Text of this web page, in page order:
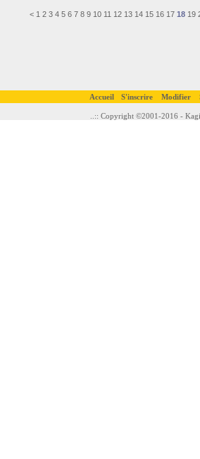
< 1 2 3 4 5 6 7 8 9 10 11 12 13 14 15 16 17 18 19
Accueil S'inscrire Modifier
..:: Copyright ©2001-2016 -